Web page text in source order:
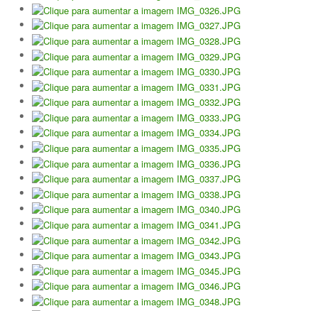
Jogar em Terra Batida
Boas Práticas, Bons Jogos
Regras do Ténis
Links Úteis
Azinhaga da Fonte Velha 32 Paço do Lumiar - Lisboa 1600-461
geral.ctpl@gmail.com
965486199 - incluindo
Marcação de Courts
Enviar E-mail através de Formulário
Escola
Torneios